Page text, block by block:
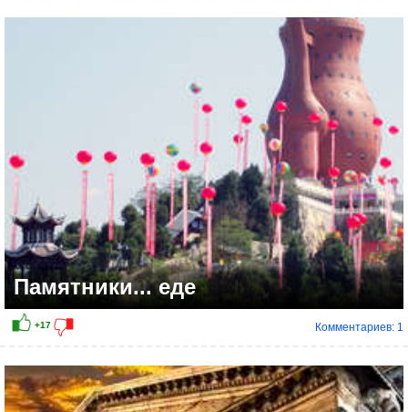
Памятники... еде
Комментариев: 1